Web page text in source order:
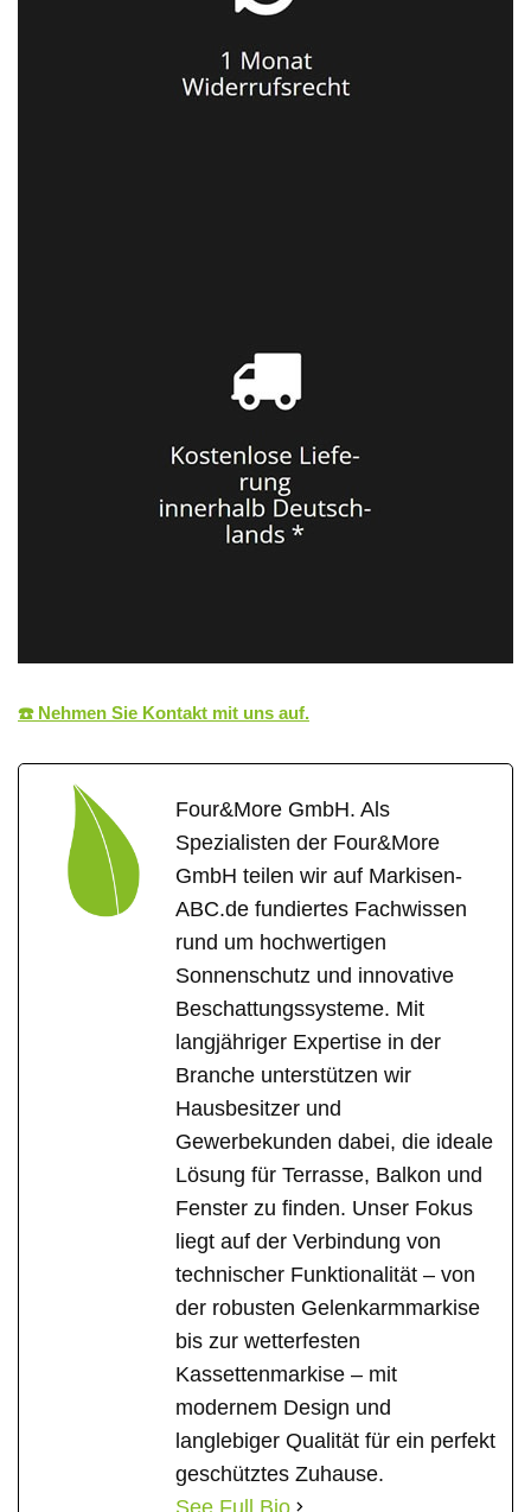
☎️ Nehmen Sie Kontakt mit uns auf.
Four&More GmbH. Als
Spezialisten der Four&More
GmbH teilen wir auf Markisen-
ABC.de fundiertes Fachwissen
rund um hochwertigen
Sonnenschutz und innovative
Beschattungssysteme. Mit
langjähriger Expertise in der
Branche unterstützen wir
Hausbesitzer und
Gewerbekunden dabei, die ideale
Lösung für Terrasse, Balkon und
Fenster zu finden. Unser Fokus
liegt auf der Verbindung von
technischer Funktionalität – von
der robusten Gelenkarmmarkise
bis zur wetterfesten
Kassettenmarkise – mit
modernem Design und
langlebiger Qualität für ein perfekt
geschütztes Zuhause.
See Full Bio